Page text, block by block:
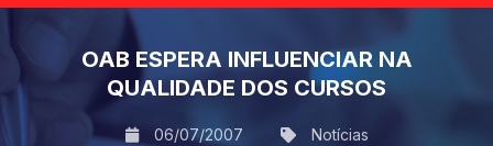
OAB ESPERA INFLUENCIAR NA
QUALIDADE DOS CURSOS
06/07/2007 Notícias